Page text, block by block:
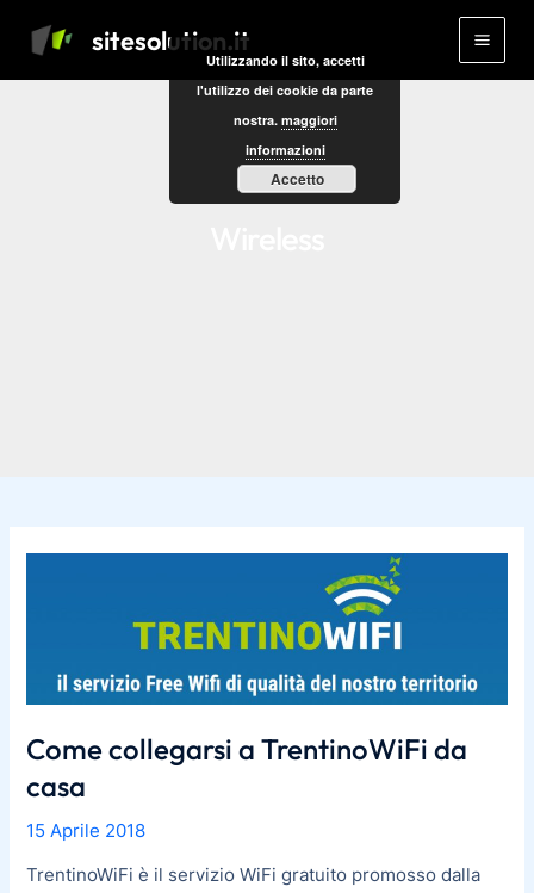
sitesolution.it
Main
Come collegarsi a TrentinoWiFi da
casa
15 Aprile 2018
TrentinoWiFi è il servizio WiFi gratuito promosso dalla
degli
Utilizzando il sito, accetti
l'utilizzo dei cookie da parte
nostra. maggiori
informazioni
Accetto